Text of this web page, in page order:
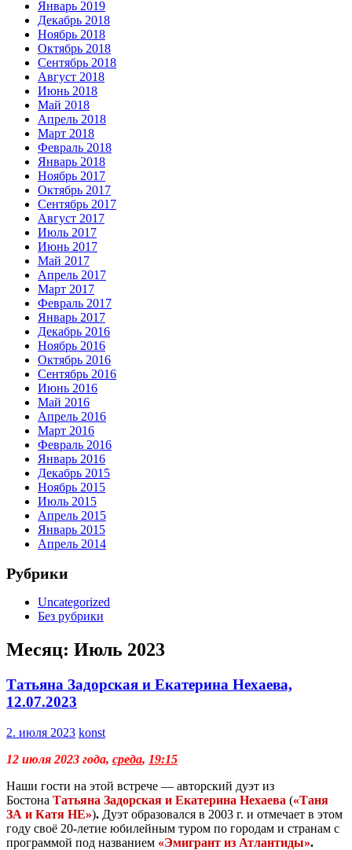
Январь 2019
Декабрь 2018
Ноябрь 2018
Октябрь 2018
Сентябрь 2018
Август 2018
Июнь 2018
Май 2018
Апрель 2018
Март 2018
Февраль 2018
Январь 2018
Ноябрь 2017
Октябрь 2017
Сентябрь 2017
Август 2017
Июль 2017
Июнь 2017
Май 2017
Апрель 2017
Март 2017
Февраль 2017
Январь 2017
Декабрь 2016
Ноябрь 2016
Октябрь 2016
Сентябрь 2016
Июнь 2016
Май 2016
Апрель 2016
Март 2016
Февраль 2016
Январь 2016
Декабрь 2015
Ноябрь 2015
Июль 2015
Апрель 2015
Январь 2015
Апрель 2014
Рубрики
Uncategorized
Без рубрики
Месяц: Июль 2023
Татьяна Задорская и Екатерина Нехаева,
12.07.2023
2. июля 2023 konst
12 июля 2023 года, среда, 19:15
Наши гости на этой встрече — авторский дуэт из
Бостона Татьяна Задорская и Екатерина Нехаева («Таня
ЗА и Катя НЕ»). Дуэт образовался в 2003 г. и отмечает в этом
году своё 20-летие юбилейным туром по городам и странам с
программой под названием «Эмигрант из Атлантиды».